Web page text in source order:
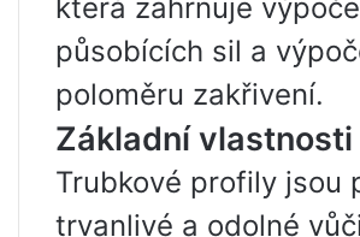
která zahrnuje
působících sil a
poloměru zakřivení.
Základní vlastnosti
Trubkové profily jsou
trvanlivé a odolné